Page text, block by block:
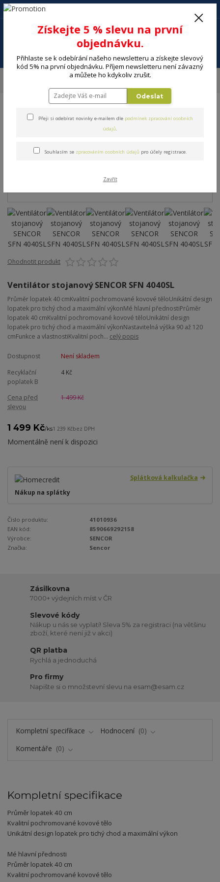
+420 602 494 600
MALÉ SPOTŘEBIČE Ventilátory, Klimatizace, čističky
Ventilátor stojanový SENCOR
TOP produkt
Ohodnotit produkt
Ventilátor stojanový SENCOR SFN 4040SL
Průměr lopatek 40 cmKvalitní pochromované kovové těloUnikátní design
lopatek pro tichý chod a maximální výkonMé hlavní přednostiPrůměr
lopatek 40 cmKvalitní pochromované kovové těloUnikátní design
lopatek pro tichý chod a maximální výkonNastavitelná výška 90 až 120
cmFunkce a vlastnostiKvalitní poch... celý popis
Dostupnost
Není skladem
Recyklační
poplatek B
4 Kč
Cena před
slevou
1 499 Kč
1 499 Kč/ks1 239 Kčbez DPH
Momentálně není k dispozici
Splátková kalkulačka
Nákup na splátky
Číslo produktu:
41010936
EAN kód:
8590669292158
Výrobce:
SENCOR
Značka:
Sencor
Zásilkovna
7000+ výdejních míst v ČR
Slevové kódy
Nákup u nás se vyplatí! Sleva 5% za registraci (na většinu
zboží, které není již v akci)
QR platba
Rychlá a jednoduchá
Pro firmy
Napište si o množstevní slevu na esam@esam.cz
Kompletní specifikace Hodnocení
0
Komentáře
0
Kompletní specifikace
Průměr lopatek 40 cm
Kvalitní pochromované kovové tělo
Unikátní design lopatek pro tichý chod a maximální výkon
Mé hlavní přednosti
Průměr lopatek 40 cm
Kvalitní pochromované kovové tělo
Získejte 5 % slevu na první
objednávku.
Přihlaste se k odebírání našeho newsletteru a získejte slevový
kód 5% na první objednávku. Příjem newsletteru není závazný
a můžete ho kdykoliv zrušit.
Odeslat
Přeji si odebírat novinky e-mailem dle podmínek zpracování osobních
údajů.
Souhlasím se zpracováním osobních údajů pro účely registrace.
Zavřít